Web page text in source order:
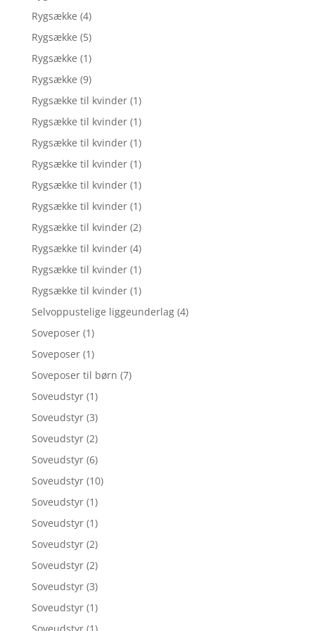
Rygsække (4)
Rygsække (5)
Rygsække (1)
Rygsække (9)
Rygsække til kvinder (1)
Rygsække til kvinder (1)
Rygsække til kvinder (1)
Rygsække til kvinder (1)
Rygsække til kvinder (1)
Rygsække til kvinder (1)
Rygsække til kvinder (2)
Rygsække til kvinder (4)
Rygsække til kvinder (1)
Rygsække til kvinder (1)
Selvoppustelige liggeunderlag (4)
Soveposer (1)
Soveposer (1)
Soveposer til børn (7)
Soveudstyr (1)
Soveudstyr (3)
Soveudstyr (2)
Soveudstyr (6)
Soveudstyr (10)
Soveudstyr (1)
Soveudstyr (1)
Soveudstyr (2)
Soveudstyr (2)
Soveudstyr (3)
Soveudstyr (1)